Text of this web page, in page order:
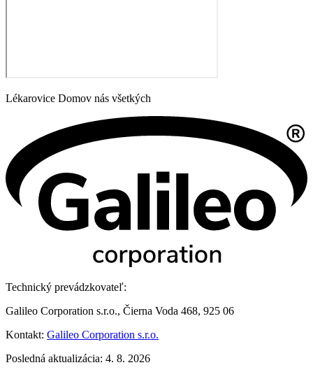
Lékarovice Domov nás všetkých
Technický prevádzkovateľ:
Galileo Corporation s.r.o., Čierna Voda 468, 925 06
Kontakt: Galileo Corporation s.r.o.
Posledná aktualizácia: 4. 8. 2026